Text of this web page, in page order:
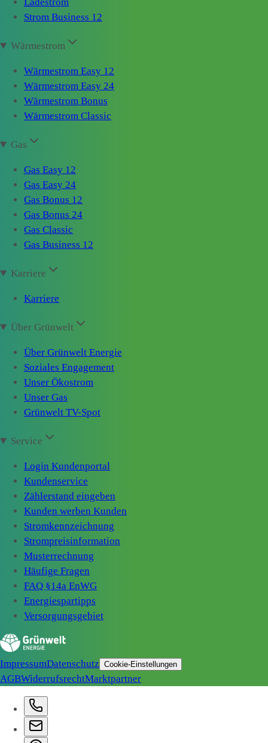
Strom Business 12
Wärmestrom
Wärmestrom Easy 12
Wärmestrom Easy 24
Wärmestrom Bonus
Wärmestrom Classic
Gas
Gas Easy 12
Gas Easy 24
Gas Bonus 12
Gas Bonus 24
Gas Classic
Gas Business 12
Karriere
Karriere
Über Grünwelt
Über Grünwelt Energie
Soziales Engagement
Unser Ökostrom
Unser Gas
Grünwelt TV-Spot
Service
Login Kundenportal
Kundenservice
Zählerstand eingeben
Kunden werben Kunden
Stromkennzeichnung
Strompreisinformation
Musterrechnung
Häufige Fragen
FAQ §14a EnWG
Energiespartipps
Versorgungsgebiet
ImpressumDatenschutz Cookie-Einstellungen
AGBWiderrufsrechtMarktpartner